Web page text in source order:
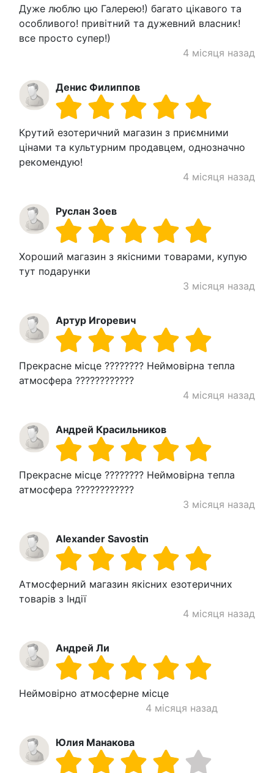
Дуже люблю цю Галерею!) багато цікавого та
особливого! привітний та дужевний власник!
все просто супер!)
4 місяця назад
Денис Филиппов
Крутий езотеричний магазин з приємними
цінами та культурним продавцем, однозначно
рекомендую!
4 місяця назад
Руслан Зоев
Хороший магазин з якісними товарами, купую
тут подарунки
3 місяця назад
Артур Игоревич
Прекрасне місце ????????️ Неймовірна тепла
атмосфера ????????????
4 місяця назад
Андрей Красильников
Прекрасне місце ????????️ Неймовірна тепла
атмосфера ????????????
3 місяця назад
Alexander Savostin
Атмосферний магазин якісних езотеричних
товарів з Індії
4 місяця назад
Андрей Ли
Неймовірно атмосферне місце
4 місяця назад
Юлия Манакова